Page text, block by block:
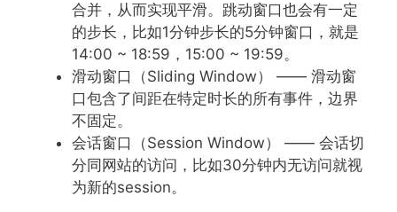
合并，从而实现平滑。跳动窗口也会有一定
的步长，比如1分钟步长的5分钟窗口，就是
14:00 ~ 18:59，15:00 ~ 19:59。
滑动窗口（Sliding Window） —— 滑动窗
口包含了间距在特定时长的所有事件，边界
不固定。
会话窗口（Session Window） —— 会话切
分同网站的访问，比如30分钟内无访问就视
为新的session。